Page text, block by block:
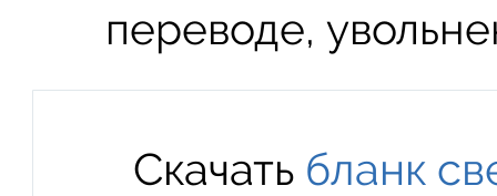
переводе,
Скачать бланк